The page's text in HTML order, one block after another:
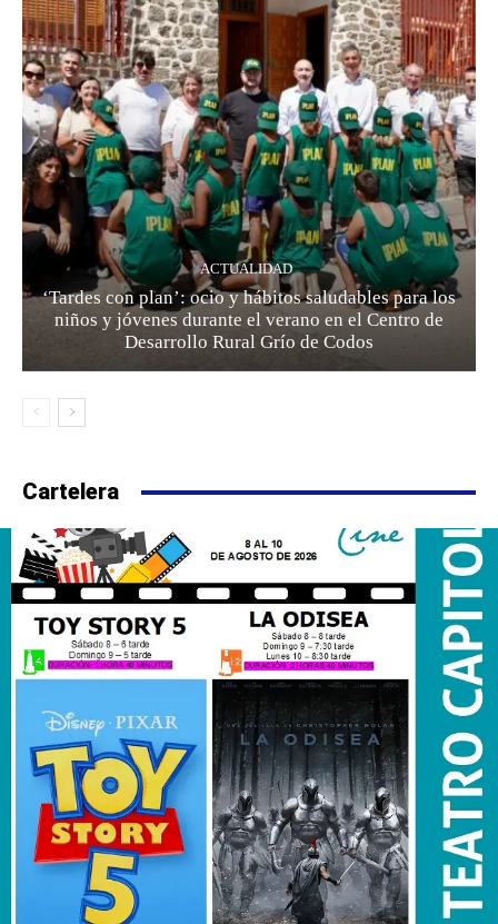
ACTUALIDAD
‘Tardes con plan’: ocio y hábitos saludables para los
niños y jóvenes durante el verano en el Centro de
Desarrollo Rural Grío de Codos
Cartelera